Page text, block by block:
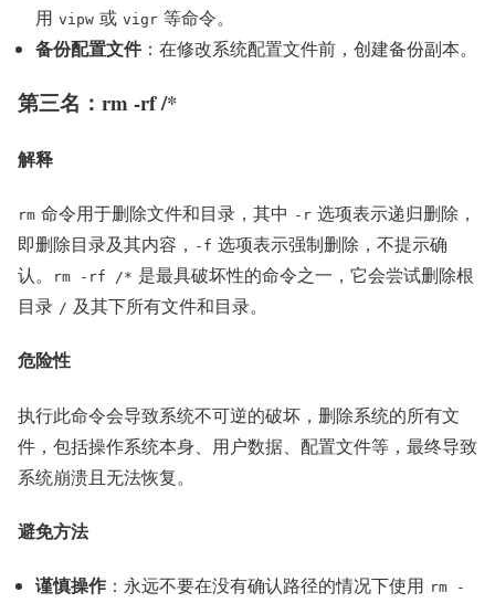
用 vipw 或 vigr 等命令。
备份配置文件：在修改系统配置文件前，创建备份副本。
第三名：rm -rf /*
解释
rm 命令用于删除文件和目录，其中 -r 选项表示递归删除，
即删除目录及其内容， -f 选项表示强制删除，不提示确
认。
rm -rf /* 是最具破坏性的命令之一，它会尝试删除根
目录 / 及其下所有文件和目录。
危险性
执行此命令会导致系统不可逆的破坏，删除系统的所有文
件，包括操作系统本身、用户数据、配置文件等，最终导致
系统崩溃且无法恢复。
避免方法
谨慎操作 ：永远不要在没有确认路径的情况下使用 rm -